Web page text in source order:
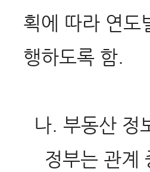
획에 따라 연도
행하도록 함.
나. 부동산 정
정부는 관계